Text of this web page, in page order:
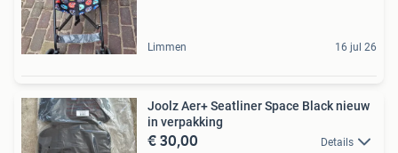
Limmen 16 jul 26
Joolz Aer+ Seatliner Space Black nieuw
in verpakking
€ 30,00 Details